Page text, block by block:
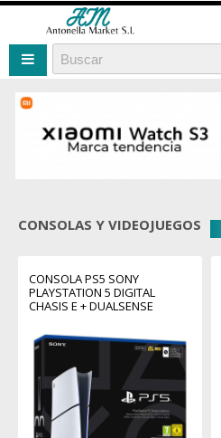
CONSOLAS Y VIDEOJUEGOS
CONSOLA PS5 SONY
PLAYSTATION 5 DIGITAL
CHASIS E + DUALSENSE